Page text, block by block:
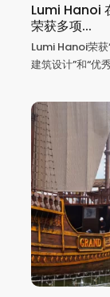
Lumi Hanoi
荣获多项...
Lumi Hanoi荣获
建筑设计”和“优